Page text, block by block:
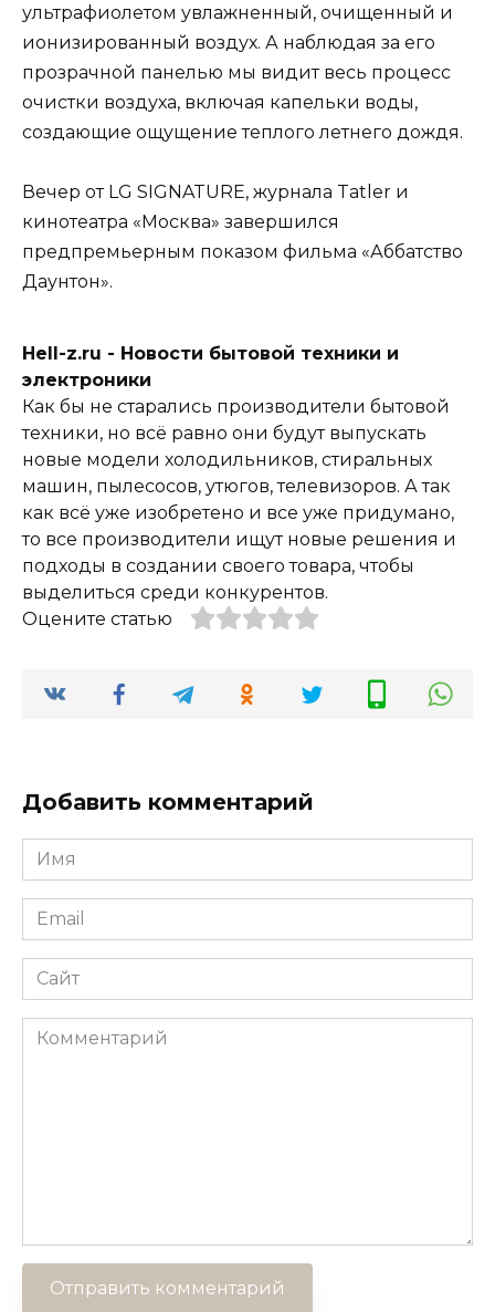
ультрафиолетом увлажненный, очищенный и
ионизированный воздух. А наблюдая за его
прозрачной панелью мы видит весь процесс
очистки воздуха, включая капельки воды,
создающие ощущение теплого летнего дождя.
Вечер от LG SIGNATURE, журнала Tatler и
кинотеатра «Москва» завершился
предпремьерным показом фильма «Аббатство
Даунтон».
Hell-z.ru - Новости бытовой техники и
электроники
Как бы не старались производители бытовой
техники, но всё равно они будут выпускать
новые модели холодильников, стиральных
машин, пылесосов, утюгов, телевизоров. А так
как всё уже изобретено и все уже придумано,
то все производители ищут новые решения и
подходы в создании своего товара, чтобы
выделиться среди конкурентов.
Оцените статью
Добавить комментарий
Имя
*
Email
*
Сайт
Комментарий